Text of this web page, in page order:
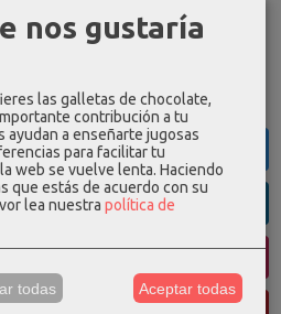
nos gustaría
las galletas de chocolate,
contribución a tu
ayudan a enseñarte jugosas
para facilitar tu
web se vuelve lenta. Haciendo
que estás de acuerdo con su
lea nuestra política de
todas Aceptar todas